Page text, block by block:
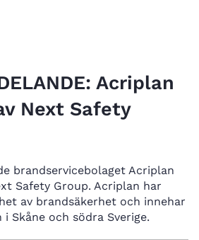
Acriplan
Next Safety
brandservicebolaget Acriplan
Safety Group. Acriplan har
av brandsäkerhet och innehar
Skåne och södra Sverige.